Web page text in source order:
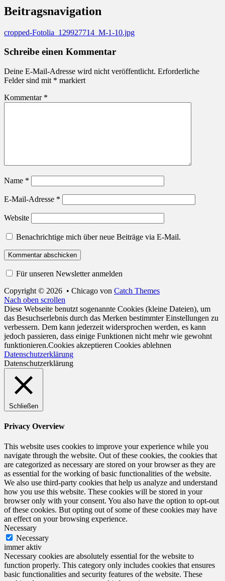
Beitragsnavigation
cropped-Fotolia_129927714_M-1-10.jpg
Schreibe einen Kommentar
Deine E-Mail-Adresse wird nicht veröffentlicht. Erforderliche
Felder sind mit * markiert
Kommentar *
Name *
E-Mail-Adresse *
Website
Benachrichtige mich über neue Beiträge via E-Mail.
Für unseren Newsletter anmelden
Copyright © 2026 • Chicago von Catch Themes
Nach oben scrollen
Diese Webseite benutzt sogenannte Cookies (kleine Dateien), um
das Besuchserlebnis durch das Merken bestimmter Einstellungen zu
verbessern. Dem kann jederzeit widersprochen werden, es kann
jedoch passieren, dass einige Funktionen nicht mehr wie gewohnt
funktionieren.Cookies akzeptieren Cookies ablehnen
Datenschutzerklärung
Datenschutzerklärung
Schließen
Privacy Overview
This website uses cookies to improve your experience while you
navigate through the website. Out of these cookies, the cookies that
are categorized as necessary are stored on your browser as they are
as essential for the working of basic functionalities of the website.
We also use third-party cookies that help us analyze and understand
how you use this website. These cookies will be stored in your
browser only with your consent. You also have the option to opt-out
of these cookies. But opting out of some of these cookies may have
an effect on your browsing experience.
Necessary
Necessary
immer aktiv
Necessary cookies are absolutely essential for the website to
function properly. This category only includes cookies that ensures
basic functionalities and security features of the website. These